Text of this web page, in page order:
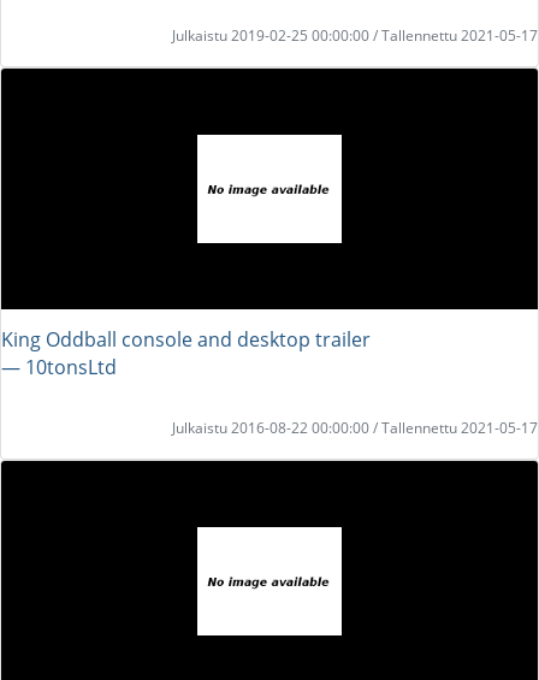
Julkaistu 2019-02-25 00:00:00 / Tallennettu 2021-05-17
King Oddball console and desktop trailer
― 10tonsLtd
Julkaistu 2016-08-22 00:00:00 / Tallennettu 2021-05-17